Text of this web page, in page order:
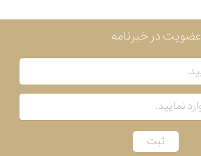
عضویت در خبرنامه